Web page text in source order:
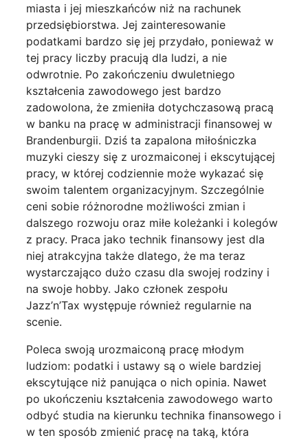
miasta i jej mieszkańców niż na rachunek
przedsiębiorstwa. Jej zainteresowanie
podatkami bardzo się jej przydało, ponieważ w
tej pracy liczby pracują dla ludzi, a nie
odwrotnie. Po zakończeniu dwuletniego
kształcenia zawodowego jest bardzo
zadowolona, że zmieniła dotychczasową pracą
w banku na pracę w administracji finansowej w
Brandenburgii. Dziś ta zapalona miłośniczka
muzyki cieszy się z urozmaiconej i ekscytującej
pracy, w której codziennie może wykazać się
swoim talentem organizacyjnym. Szczególnie
ceni sobie różnorodne możliwości zmian i
dalszego rozwoju oraz miłe koleżanki i kolegów
z pracy. Praca jako technik finansowy jest dla
niej atrakcyjna także dlatego, że ma teraz
wystarczająco dużo czasu dla swojej rodziny i
na swoje hobby. Jako członek zespołu
Jazz’n’Tax występuje również regularnie na
scenie.
Poleca swoją urozmaiconą pracę młodym
ludziom: podatki i ustawy są o wiele bardziej
ekscytujące niż panująca o nich opinia. Nawet
po ukończeniu kształcenia zawodowego warto
odbyć studia na kierunku technika finansowego i
w ten sposób zmienić pracę na taką, która